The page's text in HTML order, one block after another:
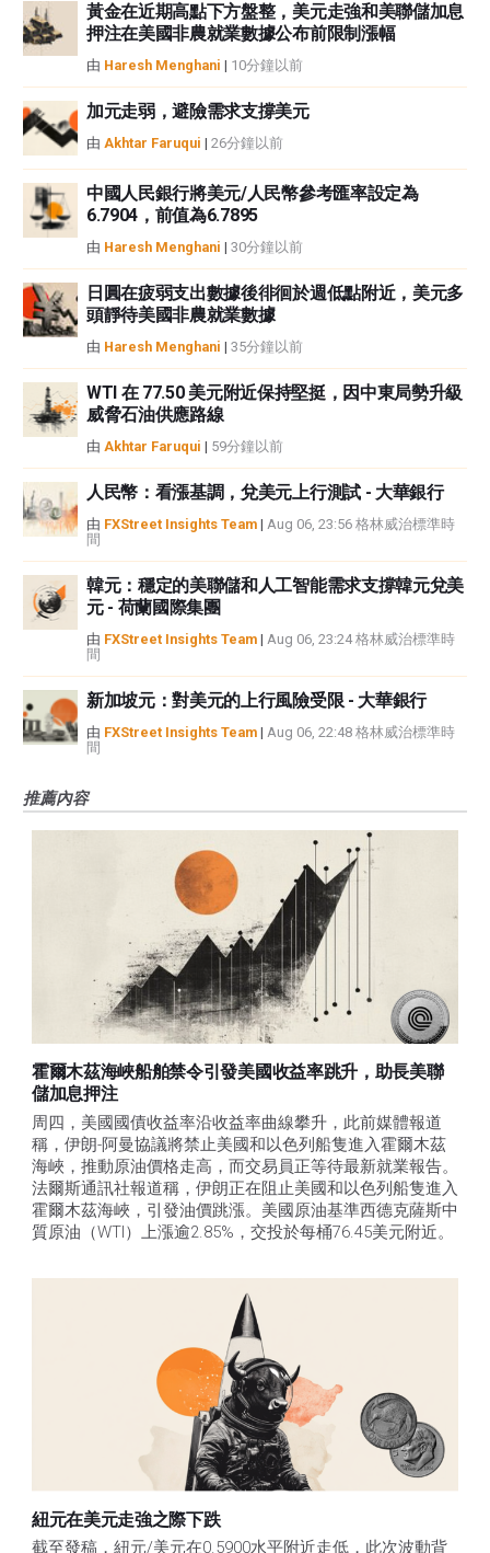
如果文章正文中沒有明確提到，在撰寫本文時，作者在本文中提到的任何股票
中都沒有頭寸，也沒有與文中提到的任何公司有業務關係。除了FXStreet，作
者沒有收到撰寫這篇文章的報酬。
性不作任何陳述。FXStreet和作者將不承擔任何錯誤，遺漏或任何損失，傷害
或損害由此資訊及其顯示或使用引起的。錯誤和遺漏除外。本文作者和
FXStreet並非註冊投資顧問，本文內容無意提供任何投資建議。
黃金在近期高點下方盤整，美元走強和美聯儲加息
押注在美國非農就業數據公布前限制漲幅
由 Haresh Menghani | 10分鐘以前
加元走弱，避險需求支撐美元
由 Akhtar Faruqui | 26分鐘以前
中國人民銀行將美元/人民幣參考匯率設定為
6.7904，前值為6.7895
由 Haresh Menghani | 30分鐘以前
日圓在疲弱支出數據後徘徊於週低點附近，美元多
頭靜待美國非農就業數據
由 Haresh Menghani | 35分鐘以前
WTI 在 77.50 美元附近保持堅挺，因中東局勢升級
威脅石油供應路線
由 Akhtar Faruqui | 59分鐘以前
人民幣：看漲基調，兌美元上行測試 - 大華銀行
由 FXStreet Insights Team | Aug 06, 23:56 格林威治標準時
間
韓元：穩定的美聯儲和人工智能需求支撐韓元兌美
元 - 荷蘭國際集團
由 FXStreet Insights Team | Aug 06, 23:24 格林威治標準時
間
新加坡元：對美元的上行風險受限 - 大華銀行
由 FXStreet Insights Team | Aug 06, 22:48 格林威治標準時
間
推薦內容
霍爾木茲海峽船舶禁令引發美國收益率跳升，助長美聯
儲加息押注
周四，美國國債收益率沿收益率曲線攀升，此前媒體報道
稱，伊朗-阿曼協議將禁止美國和以色列船隻進入霍爾木茲
海峽，推動原油價格走高，而交易員正等待最新就業報告。
法爾斯通訊社報道稱，伊朗正在阻止美國和以色列船隻進入
霍爾木茲海峽，引發油價跳漲。美國原油基準西德克薩斯中
質原油（WTI）上漲逾2.85%，交投於每桶76.45美元附近。
紐元在美元走強之際下跌
截至發稿，紐元/美元在0.5900水平附近走低，此次波動背